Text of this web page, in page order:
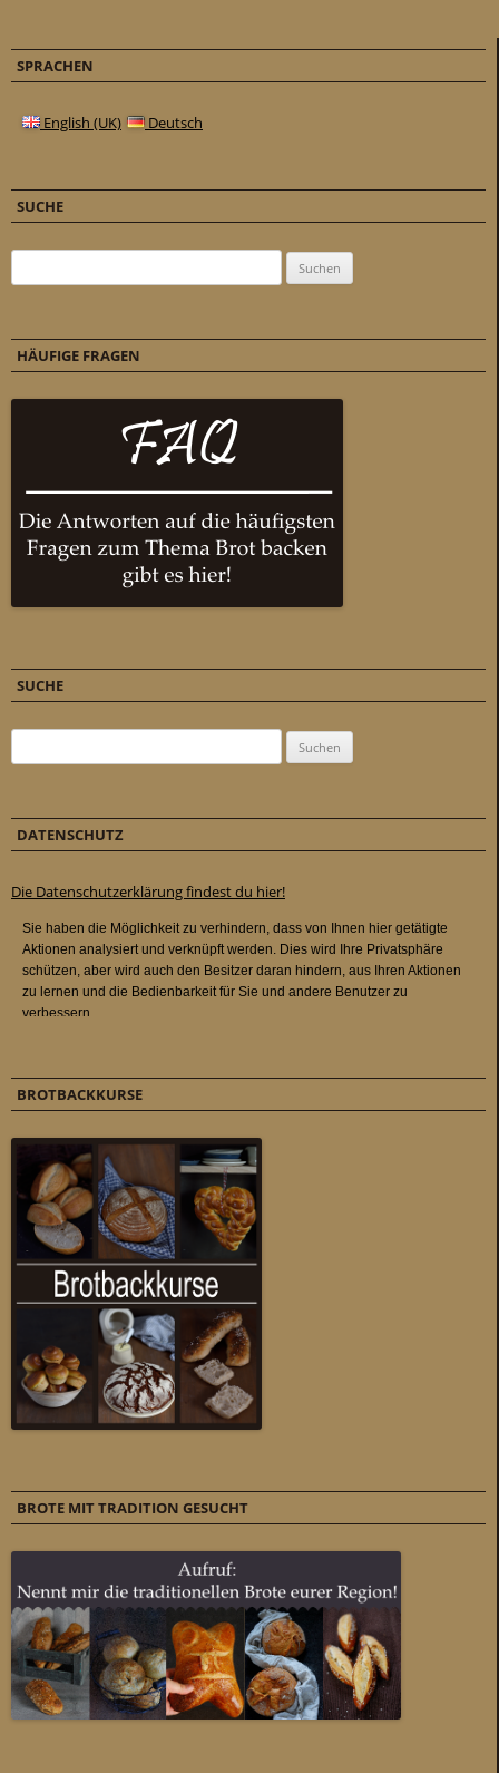
SPRACHEN
English (UK) Deutsch
SUCHE
HÄUFIGE FRAGEN
SUCHE
DATENSCHUTZ
Die Datenschutzerklärung findest du hier!
BROTBACKKURSE
BROTE MIT TRADITION GESUCHT